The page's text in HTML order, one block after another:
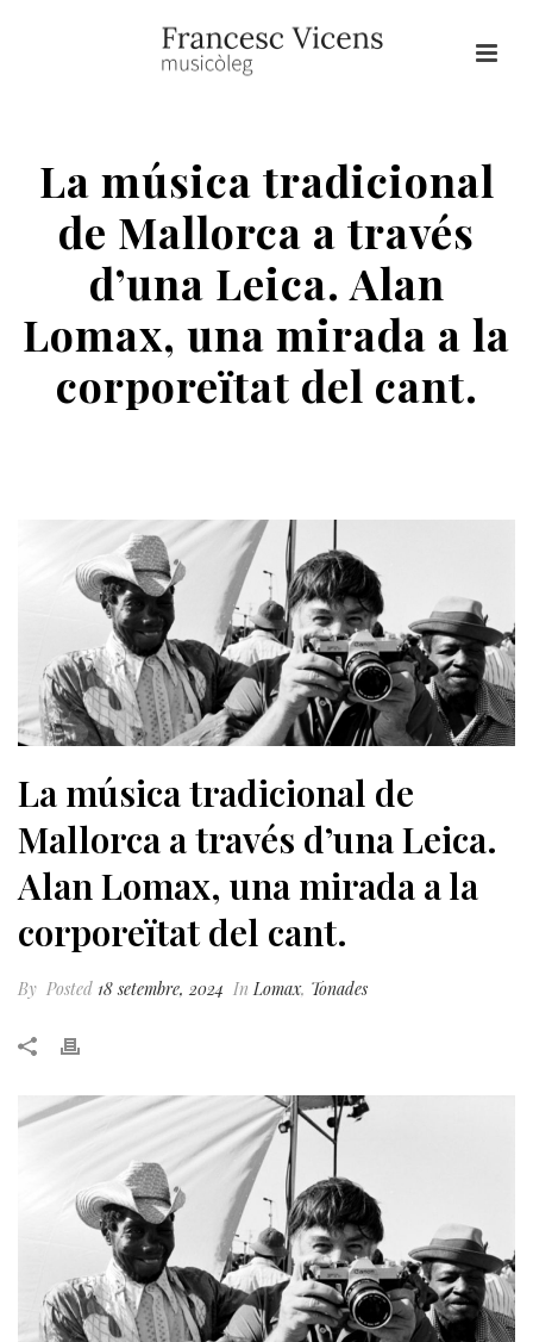
La música tradicional
de Mallorca a través
d’una Leica. Alan
Lomax, una mirada a la
corporeïtat del cant.
La música tradicional de
Mallorca a través d’una Leica.
Alan Lomax, una mirada a la
corporeïtat del cant.
By Posted 18 setembre, 2024 In Lomax, Tonades